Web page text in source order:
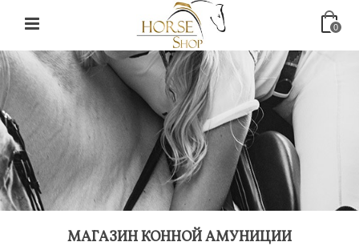
0
МАГАЗИН КОННОЙ АМУНИЦИИ